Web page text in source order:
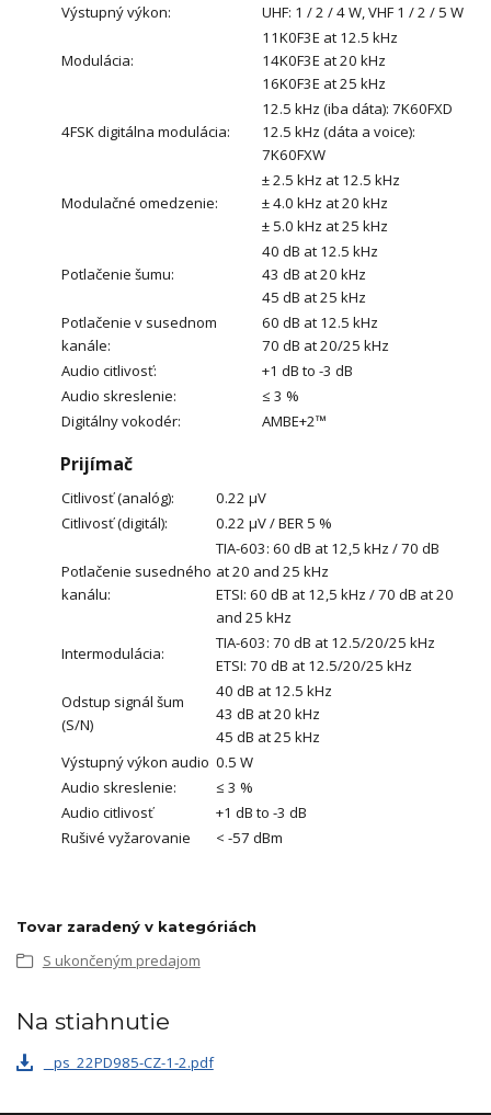
Výstupný výkon: UHF: 1 / 2 / 4 W, VHF 1 / 2 / 5 W
Modulácia:
11K0F3E at 12.5 kHz
14K0F3E at 20 kHz
16K0F3E at 25 kHz
4FSK digitálna modulácia:
12.5 kHz (iba dáta): 7K60FXD
12.5 kHz (dáta a voice):
7K60FXW
Modulačné omedzenie:
± 2.5 kHz at 12.5 kHz
± 4.0 kHz at 20 kHz
± 5.0 kHz at 25 kHz
Potlačenie šumu:
40 dB at 12.5 kHz
43 dB at 20 kHz
45 dB at 25 kHz
Potlačenie v susednom
kanále:
60 dB at 12.5 kHz
70 dB at 20/25 kHz
Audio citlivosť:
+1 dB to -3 dB
Audio skreslenie:
≤ 3 %
Digitálny vokodér:
AMBE+2™
Prijímač
Citlivosť (analóg):
0.22 μV
Citlivosť (digitál):
0.22 μV / BER 5 %
Potlačenie susedného
kanálu:
TIA-603: 60 dB at 12,5 kHz / 70 dB
at 20 and 25 kHz
ETSI: 60 dB at 12,5 kHz / 70 dB at 20
and 25 kHz
Intermodulácia:
TIA-603: 70 dB at 12.5/20/25 kHz
ETSI: 70 dB at 12.5/20/25 kHz
Odstup signál šum
(S/N)
40 dB at 12.5 kHz
43 dB at 20 kHz
45 dB at 25 kHz
Výstupný výkon audio 0.5 W
Audio skreslenie:
≤ 3 %
Audio citlivosť
+1 dB to -3 dB
Rušivé vyžarovanie
< -57 dBm
Tovar zaradený v kategóriách
S ukončeným predajom
Na stiahnutie
_ps_22PD985-CZ-1-2.pdf